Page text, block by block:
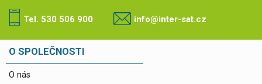
Tel. 530 506 900 info@inter-sat.cz
O SPOLEČNOSTI
O nás